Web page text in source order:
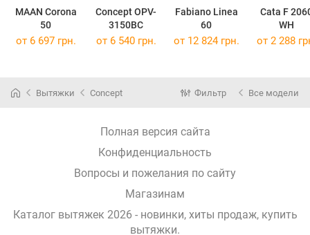
MAAN Corona
50
Concept OPV-
3150BC
Fabiano Linea
60
Cata F
WH
от 6 697 грн. от 6 540 грн. от 12 824 грн. от 2 288
Вытяжки Concept Фильтр Все модели
Полная версия сайта
Конфиденциальность
Вопросы и пожелания по сайту
Магазинам
Каталог вытяжек 2026 - новинки, хиты продаж, купить
вытяжки.